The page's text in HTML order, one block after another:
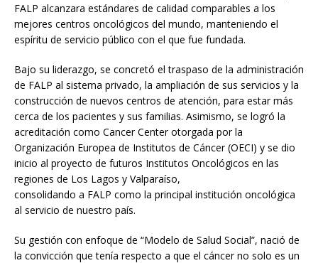
FALP alcanzara estándares de calidad comparables a los
mejores centros oncológicos del mundo, manteniendo el
espíritu de servicio público con el que fue fundada.
Bajo su liderazgo, se concretó el traspaso de la administración
de FALP al sistema privado, la ampliación de sus servicios y la
construcción de nuevos centros de atención, para estar más
cerca de los pacientes y sus familias. Asimismo, se logró la
acreditación como Cancer Center otorgada por la
Organización Europea de Institutos de Cáncer (OECI) y se dio
inicio al proyecto de futuros Institutos Oncológicos en las
regiones de Los Lagos y Valparaíso,
consolidando a FALP como la principal institución oncológica
al servicio de nuestro país.
Su gestión con enfoque de “Modelo de Salud Social”, nació de
la convicción que tenía respecto a que el cáncer no solo es un